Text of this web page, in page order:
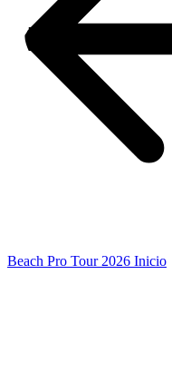
Beach Pro Tour 2026 Inicio